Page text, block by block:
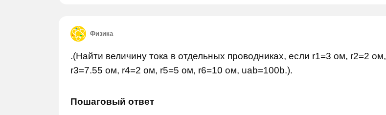
Физика
.(Найти величину тока в отдельных проводниках, если r1=3 ом, r2=2 ом,
r3=7.55 ом, r4=2 ом, r5=5 ом, r6=10 ом, uab=100b.).
Пошаговый ответ